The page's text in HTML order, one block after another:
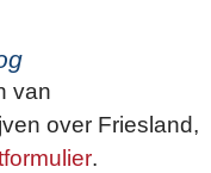
van
over Friesland,
.